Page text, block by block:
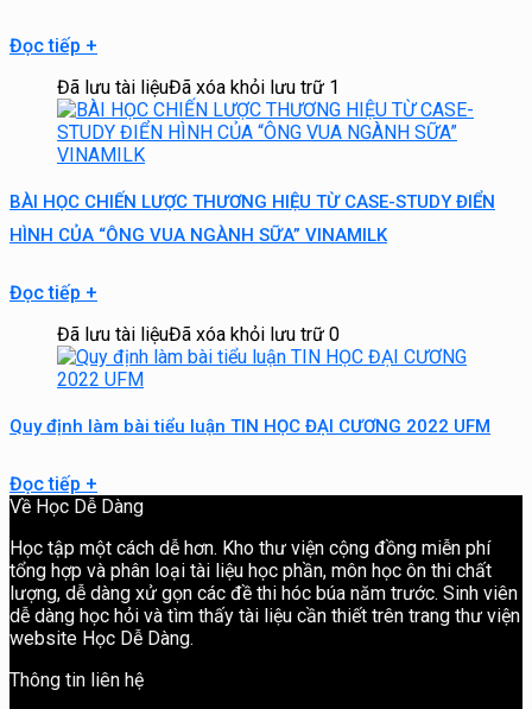
Đọc tiếp +
Đã lưu tài liệuĐã xóa khỏi lưu trữ 1
BÀI HỌC CHIẾN LƯỢC THƯƠNG HIỆU TỪ CASE-STUDY ĐIỂN
HÌNH CỦA “ÔNG VUA NGÀNH SỮA” VINAMILK
Đọc tiếp +
Đã lưu tài liệuĐã xóa khỏi lưu trữ 0
Quy định làm bài tiểu luận TIN HỌC ĐẠI CƯƠNG 2022 UFM
Đọc tiếp +
Về Học Dễ Dàng
Học tập một cách dễ hơn. Kho thư viện cộng đồng miễn phí
tổng hợp và phân loại tài liệu học phần, môn học ôn thi chất
lượng, dễ dàng xử gọn các đề thi hóc búa năm trước. Sinh viên
dễ dàng học hỏi và tìm thấy tài liệu cần thiết trên trang thư viện
website Học Dễ Dàng.
Thông tin liên hệ